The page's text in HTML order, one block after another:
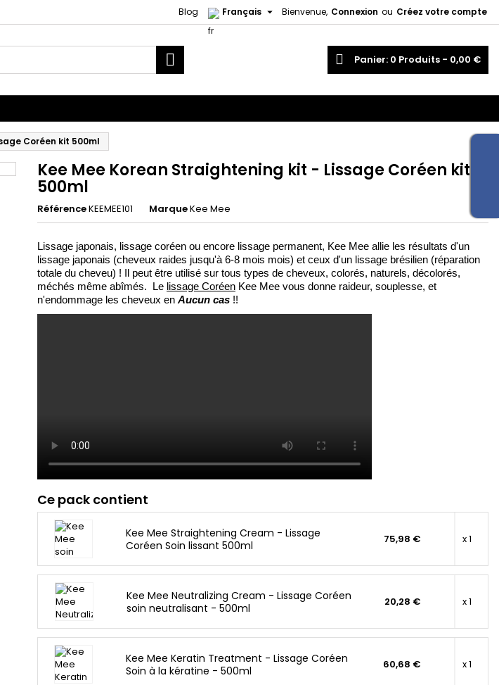
Bienvenue, Connexion ou Créez votre compte
Français 
Blog
Panier 0 Produits - 0,00 €
Coréen kit 500ml
Kee Mee Korean Straightening kit - Lissage Coréen kit
500ml
RéférenceKEEMEE101 MarqueKee Mee
Lissage japonais, lissage coréen ou encore lissage permanent, Kee Mee allie les résultats d'un
lissage japonais (cheveux raides jusqu'à 6-8 mois mois) et ceux d'un lissage brésilien (réparation
totale du cheveu) ! Il peut être utilisé sur tous types de cheveux, colorés, naturels, décolorés,
méchés même abîmés. Le lissage Coréen Kee Mee vous donne raideur, souplesse, et
n'endommage les cheveux en Aucun cas !!
Ce pack contient
Kee Mee Straightening Cream - Lissage
Coréen Soin lissant 500ml
75,98 € x 1
Kee Mee Neutralizing Cream - Lissage Coréen
soin neutralisant - 500ml
20,28 € x 1
Kee Mee Keratin Treatment - Lissage Coréen
Soin à la kératine - 500ml
60,68 € x 1